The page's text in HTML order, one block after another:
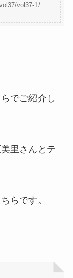
vol37-1/
でご紹介し
里さんとテ
らです。